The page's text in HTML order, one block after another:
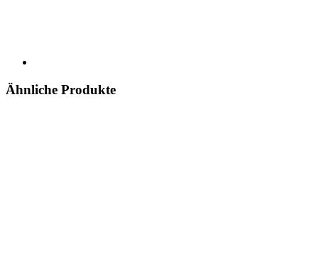
Ähnliche Produkte